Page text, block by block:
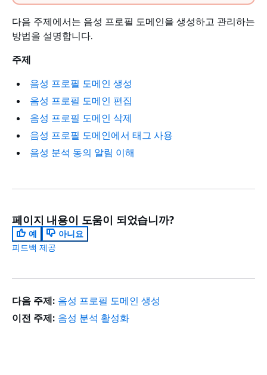
다음 주제에서는 음성 프로필 도메인을 생성하고 관리하는
방법을 설명합니다.
주제
음성 프로필 도메인 생성
음성 프로필 도메인 편집
음성 프로필 도메인 삭제
음성 프로필 도메인에서 태그 사용
음성 분석 동의 알림 이해
페이지 내용이 도움이 되었습니까?
예
아니요
피드백 제공
다음 주제: 음성 프로필 도메인 생성
이전 주제: 음성 분석 활성화